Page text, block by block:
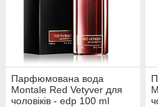
Парфюмована вода
Montale Red Vetyver для
чоловіків - edp 100 ml